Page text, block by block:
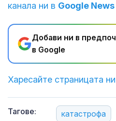
канала ни в Google
Добави ни в
в Google
Харесайте страницата
Тагове: катастрофа